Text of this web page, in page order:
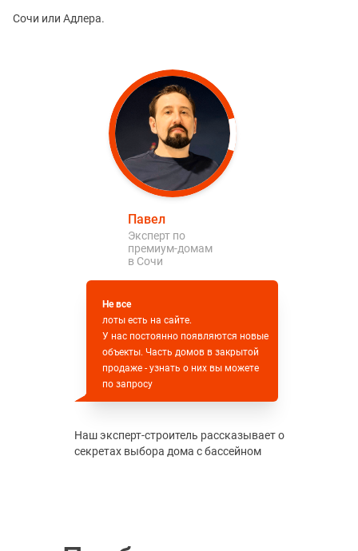
Сочи или Адлера.
Павел
Эксперт по
премиум-домам
в Сочи
Не все
лоты есть на сайте.
У нас постоянно появляются новые
объекты. Часть домов в закрытой
продаже - узнать о них вы можете
по запросу
Наш эксперт-строитель рассказывает о
секретах выбора дома с бассейном